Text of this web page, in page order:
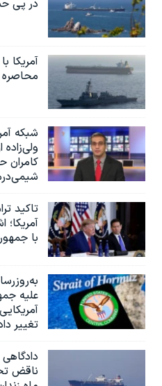
در پی
آمریکا
محاصره
شبکه
ولی‌زاده
کامران
تاکید
با
علیه
تغییر